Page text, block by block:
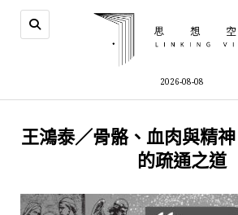
2026-08-08
王鴻泰／骨骼、血肉與精
的疏通之道